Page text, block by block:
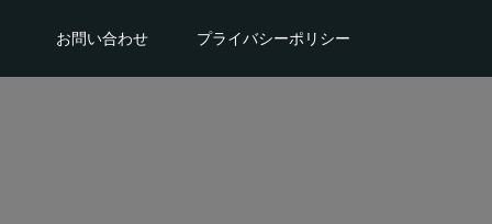
お問い合わせ プライバシーポリシー